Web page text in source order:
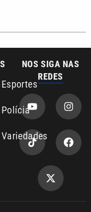
emissora VTV SBT
acompanha:
VTV News
Política de privacidade